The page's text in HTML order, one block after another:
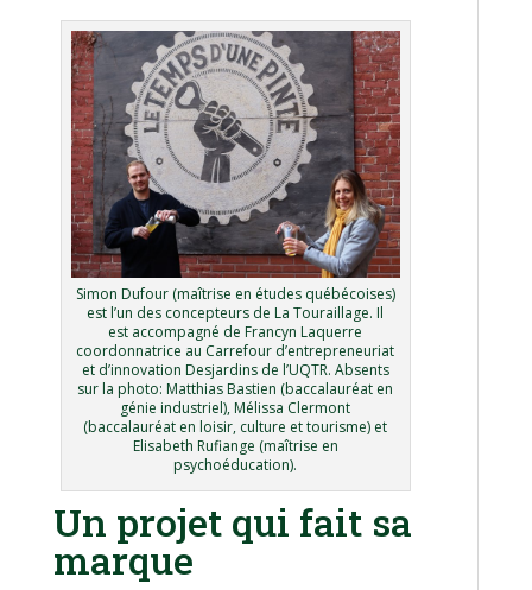
Simon Dufour (maîtrise en études québécoises)
est l’un des concepteurs de La Touraillage. Il
est accompagné de Francyn Laquerre
coordonnatrice au Carrefour d’entrepreneuriat
et d’innovation Desjardins de l’UQTR. Absents
sur la photo: Matthias Bastien (baccalauréat en
génie industriel), Mélissa Clermont
(baccalauréat en loisir, culture et tourisme) et
Elisabeth Rufiange (maîtrise en
psychoéducation).
Un projet qui fait sa
marque